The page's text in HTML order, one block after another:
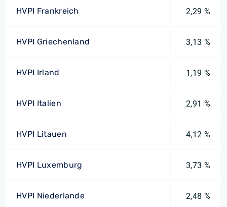
HVPI Frankreich 2,29 %
HVPI Griechenland 3,13 %
HVPI Irland 1,19 %
HVPI Italien 2,91 %
HVPI Litauen 4,12 %
HVPI Luxemburg 3,73 %
HVPI Niederlande 2,48 %